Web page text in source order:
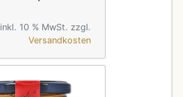
inkl. 10 % MwSt. zzgl.
Versandkosten